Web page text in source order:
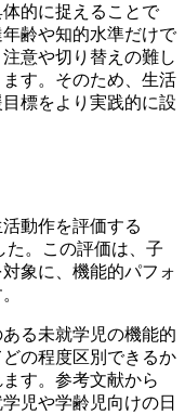
的に捉えることで
齢や知的水準だけで
意や切り替えの難し
す。そのため、生活
標をより実践的に設
動作を評価する
た。この評価は、子
象に、機能的パフォ
る未就学児の機能的
の程度区別できるか
す。参考文献から
児や学齢児向けの日